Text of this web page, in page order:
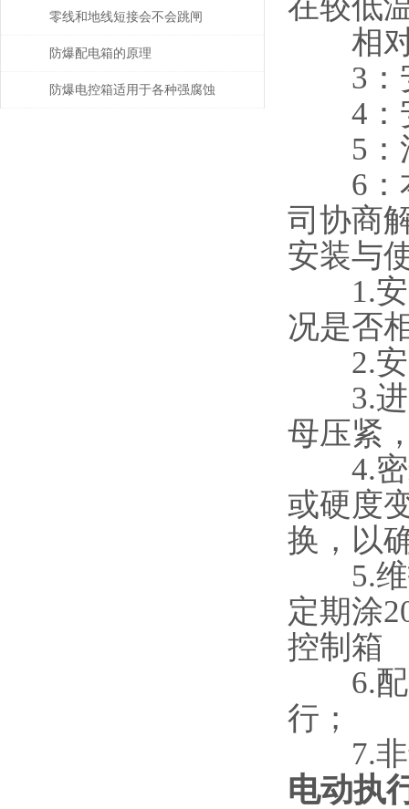
相对
3：安
4：
5：污
6：本
司协商
安装与
1.安
况是否
2.安
3.进
母压紧
4.密
或硬度
换，以
5.维
定期涂
控制箱
6.配
行；
7.非
电动执
业人士才行
零线和地线短接会不会跳闸
防爆配电箱的原理
防爆电控箱适用于各种强腐蚀